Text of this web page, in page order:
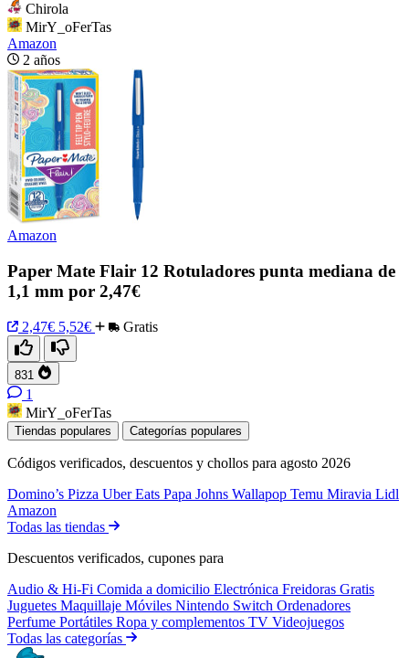
Chirola
MirY_oFerTas
Amazon
2 años
Amazon
Paper Mate Flair 12 Rotuladores punta mediana de
1,1 mm por 2,47€
2,47€ 5,52€ Gratis
831
1
MirY_oFerTas
Tiendas populares Categorías populares
Códigos verificados, descuentos y chollos para agosto 2026
Domino’s Pizza Uber Eats Papa Johns Wallapop Temu Miravia Lidl
Amazon
Todas las tiendas
Descuentos verificados, cupones para
Audio & Hi-Fi Comida a domicilio Electrónica Freidoras Gratis
Juguetes Maquillaje Móviles Nintendo Switch Ordenadores
Perfume Portátiles Ropa y complementos TV Videojuegos
Todas las categorías